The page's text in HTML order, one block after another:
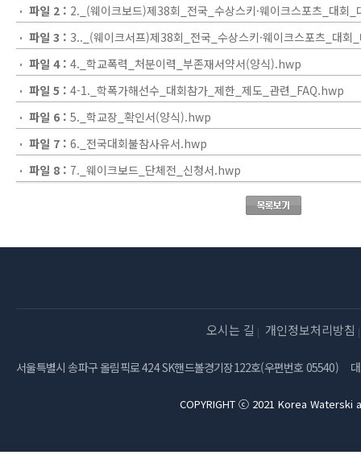
파일 2 : 2._(웨이크보드)제38회_전국_수상스키·웨이크스포츠_대회
파일 3 : 3.._(웨이크서프)제38회_전국_수상스키·웨이크스포츠_대
파일 4 : 4._학교폭력_처분이력_부존재서약서(양식).hwp
파일 5 : 4-1._학폭가해선수_대회참가_제한_제도_관련_FAQ.hwp
파일 6 : 5._학교장_확인서(양식).hwp
파일 7 : 6._전국대회불참사유서.hwp
파일 8 : 7._웨이크보드_단체전_신청서.hwp
오시는 길 개인정보처리방침
서울특별시 송파구 올림픽로 424 SK핸드볼경기장122호(우편번호 05540)
COPYRIGHT ⓒ 2021 Korea Waterski